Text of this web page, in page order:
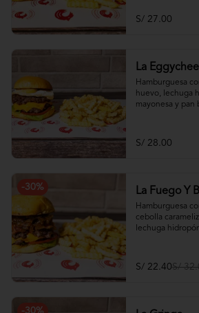
S/ 27.00
La
Hamburguesa
huevo, lechuga
mayonesa y pan
S/ 28.00
-30% La Fuego Y
Hamburguesa
cebolla
lechuga
S/ 22.40S/
-30%